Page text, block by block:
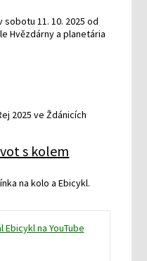
sobotu 11. 10. 2025 od
Hvězdárny a planetária
2025 ve Ždánicích
s kolem
na kolo a Ebicykl.
Ebicykl na YouTube